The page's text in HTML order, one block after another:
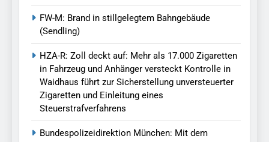
FW-M: Brand in stillgelegtem Bahngebäude
(Sendling)
HZA-R: Zoll deckt auf: Mehr als 17.000 Zigaretten
in Fahrzeug und Anhänger versteckt Kontrolle in
Waidhaus führt zur Sicherstellung unversteuerter
Zigaretten und Einleitung eines
Steuerstrafverfahrens
Bundespolizeidirektion München: Mit dem